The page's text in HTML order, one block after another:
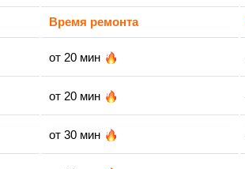
Время ремонта
от 20 мин
от 20 мин
от 30 мин